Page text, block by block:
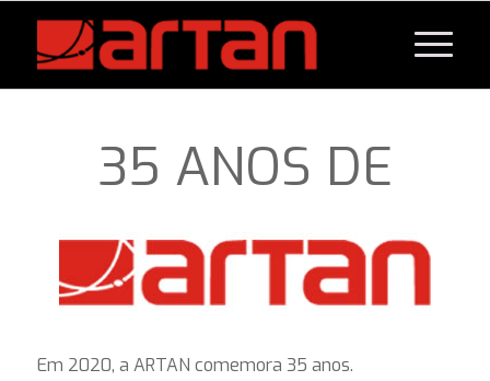
35 ANOS DE
Em 2020, a ARTAN comemora 35 anos.